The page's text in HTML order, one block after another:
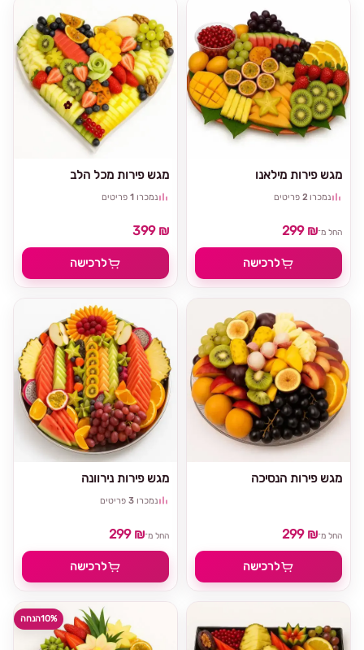
מגש פירות מכל הלב
נמכרו 1 פריטים
399 ₪
לרכישה
מגש פירות מילאנו
נמכרו 2 פריטים
החל מ־299 ₪
לרכישה
מגש פירות נירוונה
נמכרו 3 פריטים
החל מ־299 ₪
לרכישה
מגש פירות הנסיכה
החל מ־299 ₪
לרכישה
10%הנחה